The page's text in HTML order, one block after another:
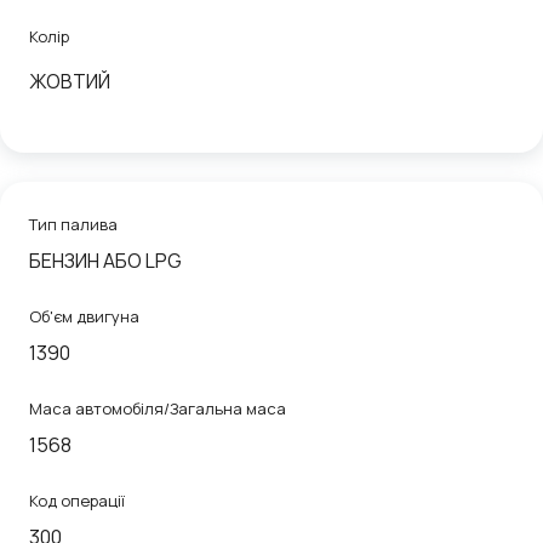
Колір
ЖОВТИЙ
Тип палива
БЕНЗИН АБО LPG
Об'єм двигуна
1390
Маса автомобіля/Загальна маса
1568
Код операції
300